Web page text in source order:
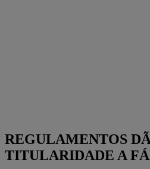
REGULAMENTOS
TITULARIDADE A